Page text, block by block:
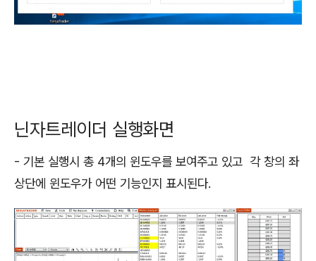
닌자트레이더 실행화면
- 기본 실행시 총 4개의 윈도우를 보여주고 있고 각 창의 좌
상단에 윈도우가 어떤 기능인지 표시된다.